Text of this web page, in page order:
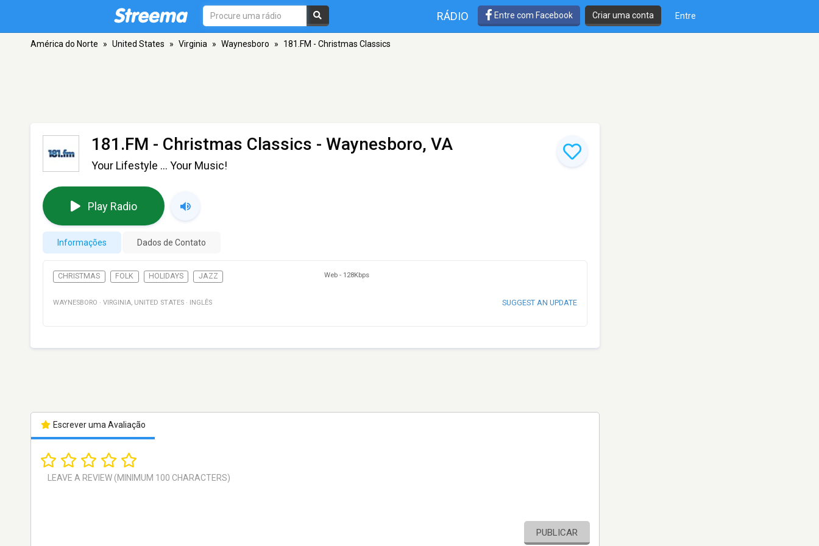
RÁDIO Entre com Facebook Criar uma conta Entre
América do Norte » United States » Virginia » Waynesboro » 181.FM - Christmas Classics
181.FM - Christmas Classics - Waynesboro, VA
Your Lifestyle ... Your Music!
Play Radio
Informações Dados de Contato
CHRISTMAS FOLK HOLIDAYS JAZZ Web - 128Kbps
WAYNESBORO · VIRGINIA, UNITED STATES · INGLÊS SUGGEST AN UPDATE
Escrever uma Avaliação
PUBLICAR